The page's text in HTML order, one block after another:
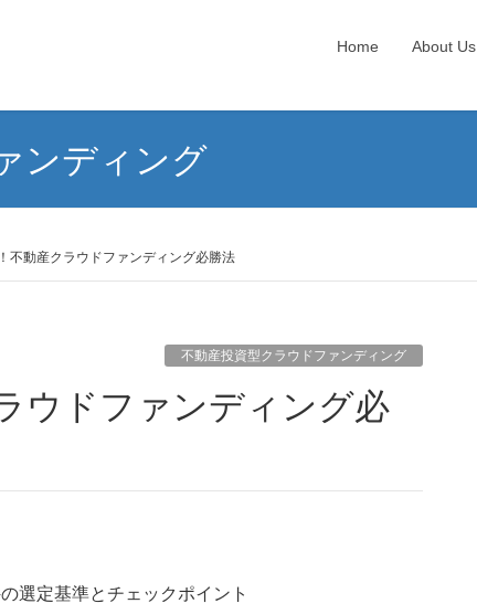
Home About Us
ンディング
不動産クラウドファンディング必勝法
不動産投資型クラウドファンディング
選定基準とチェックポイント